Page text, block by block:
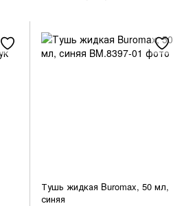
Тушь жидкая Buromax, 50 мл,
синяя